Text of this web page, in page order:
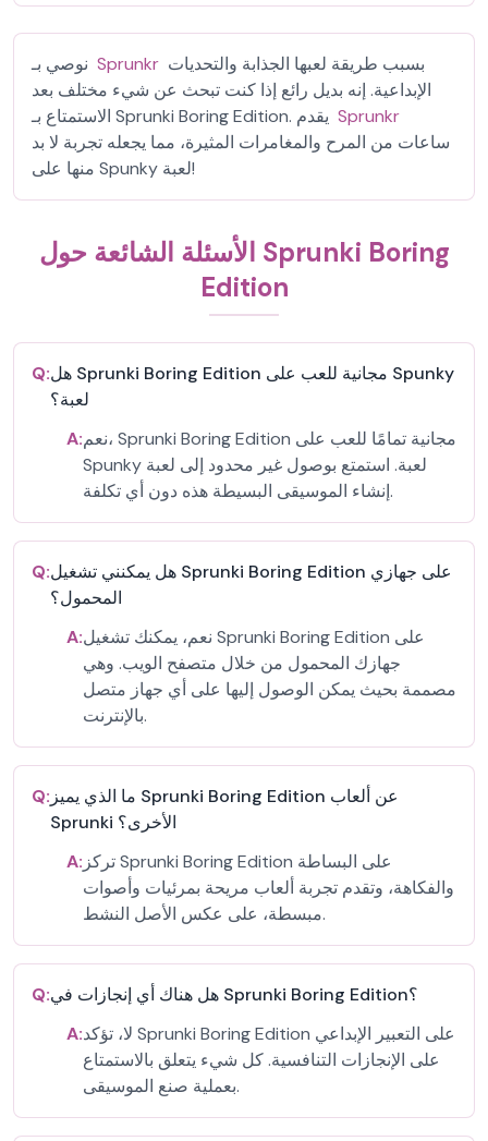
Sprunkr
الإبداعية. إنه بديل رائع إذا كنت تبحث عن شيء مختلف بعد
Sprunkr
ساعات من المرح والمغامرات المثيرة، مما يجعله تجربة لا بد
منها على Spunky لعبة!
الأسئلة الشائعة حول Sprunki Boring
Edition
Q:هل Sprunki Boring Edition مجانية للعب على Spunky
لعبة؟
A:نعم، Sprunki Boring Edition مجانية تمامًا للعب على
Spunky لعبة. استمتع بوصول غير محدود إلى لعبة
إنشاء الموسيقى البسيطة هذه دون أي تكلفة.
Q:هل يمكنني تشغيل Sprunki Boring Edition على جهازي
المحمول؟
A:نعم، يمكنك تشغيل Sprunki Boring Edition على
جهازك المحمول من خلال متصفح الويب. وهي
مصممة بحيث يمكن الوصول إليها على أي جهاز متصل
بالإنترنت.
Q: ما الذي يميز Sprunki Boring Edition عن ألعاب
Sprunki الأخرى؟
A: تركز Sprunki Boring Edition على البساطة
والفكاهة، وتقدم تجربة ألعاب مريحة بمرئيات وأصوات
مبسطة، على عكس الأصل النشط.
Q:
هل هناك أي إنجازات في Sprunki Boring Edition؟
A:لا، تؤكد Sprunki Boring Edition على التعبير الإبداعي
على الإنجازات التنافسية. كل شيء يتعلق بالاستمتاع
بعملية صنع الموسيقى.